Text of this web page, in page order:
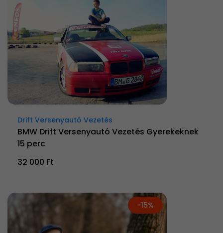
Drift Versenyautó Vezetés
BMW Drift Versenyautó Vezetés Gyerekeknek
15 perc
32 000 Ft
-15%